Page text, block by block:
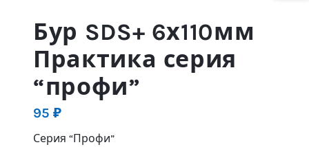
Бур SDS+ 6х110мм
Практика серия
“профи”
95 ₽
Серия “Профи”